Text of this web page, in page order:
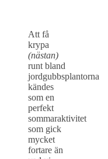
Att få
krypa
(nästan)
runt bland
jordgubbsplantorna
kändes
som en
perfekt
sommaraktivitet
som gick
mycket
fortare än